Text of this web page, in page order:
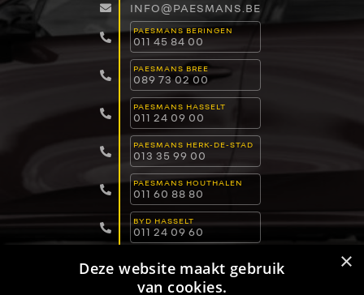
INFO@PAESMANS.BE
PAESMANS BERINGEN
011 45 84 00
PAESMANS BREE
089 73 02 00
PAESMANS HASSELT
011 24 09 00
PAESMANS HERK-DE-STAD
013 35 99 00
PAESMANS HOUTHALEN
011 60 88 80
BYD HASSELT
011 24 09 60
011 15 04 00 ×
Deze website maakt gebruik
van cookies.